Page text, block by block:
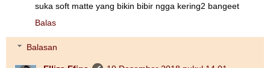
suka soft matte yang bikin bibir ngga kering2 bangeet
Balas
Balasan